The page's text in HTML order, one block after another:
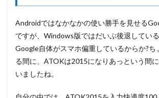
Androidではなかなかの使い勝手を見せる
ですが、Windows版ではだいぶ後退している
Google自体がスマホ偏重しているからか?ち
る間に、ATOKは2015になりあっという間
いましたね。